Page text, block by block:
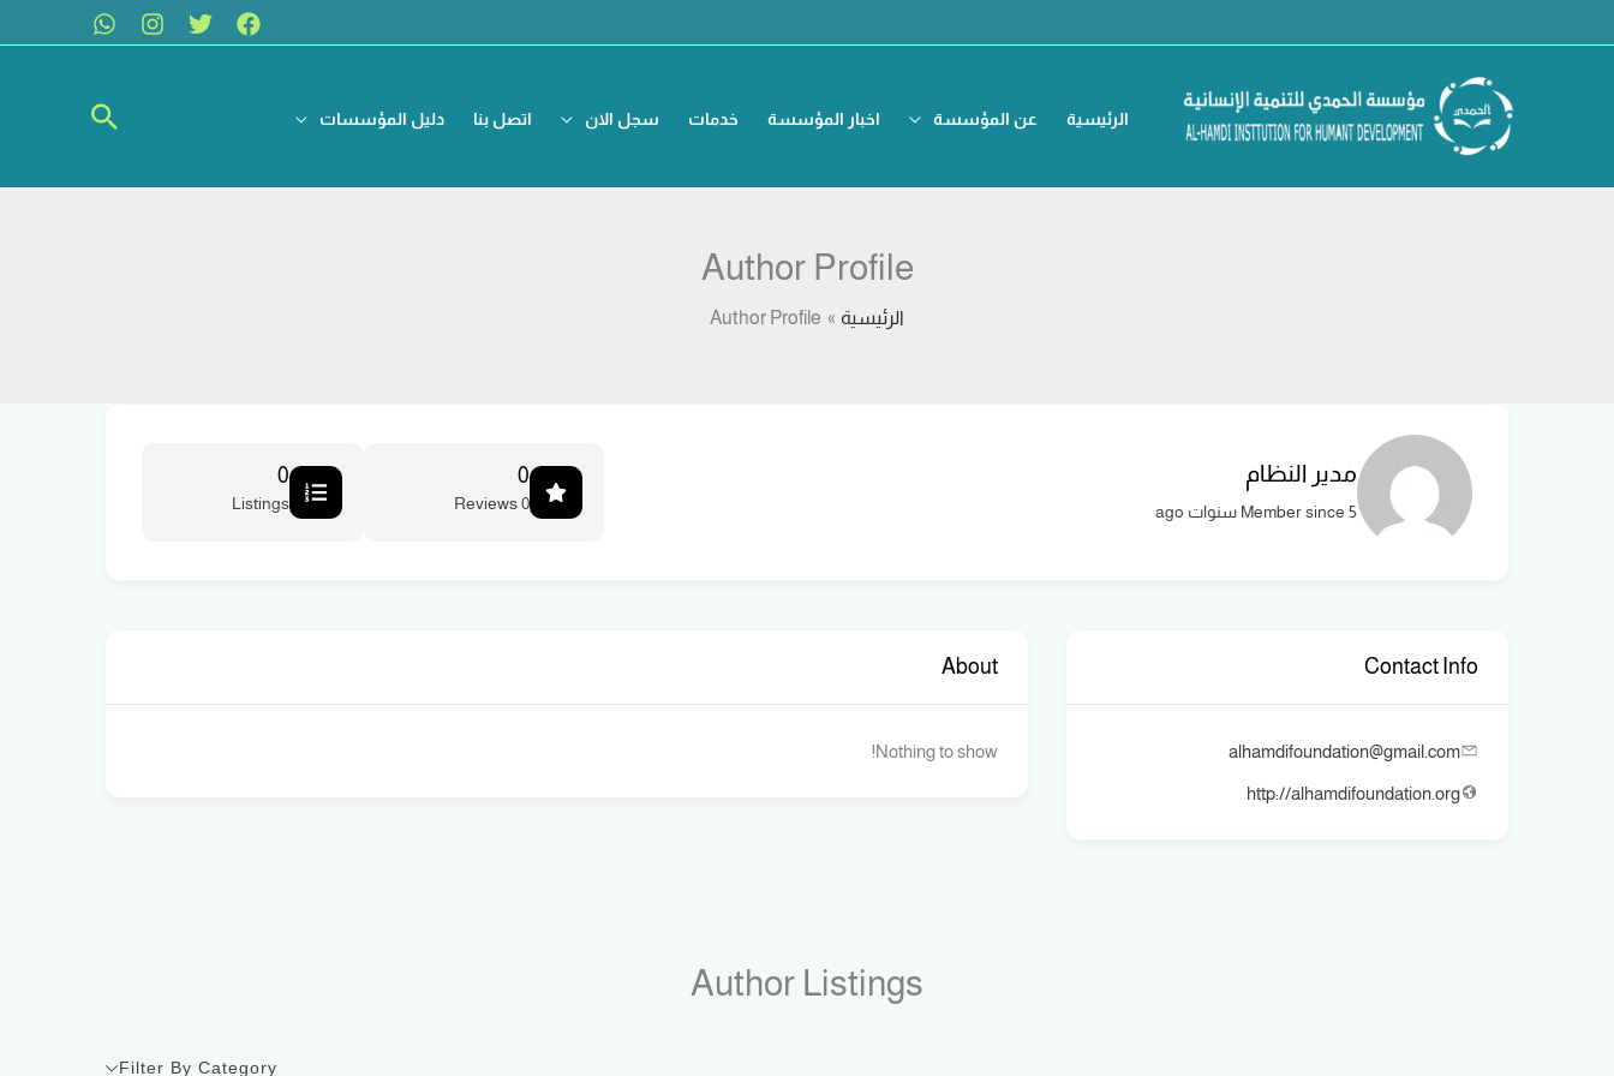
إلى
الرئيسية عن المؤسسة اخبار المؤسسة خدمات سجل الان اتصل بنا دليل المؤسسات البحث
Author Profile
الرئيسية Author Profile
مدير النظام
Member since 5 سنوات ago
0
0 Reviews
0
Listings
Contact Info
alhamdifoundation@gmail.com
http://alhamdifoundation.org
About
Nothing to show!
Author Listings
Filter By Category